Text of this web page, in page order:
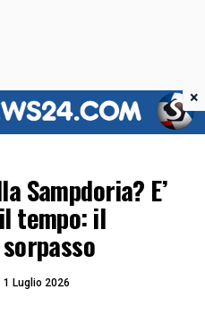
Sampdoria? E’
tempo: il
1 Luglio 2026
×